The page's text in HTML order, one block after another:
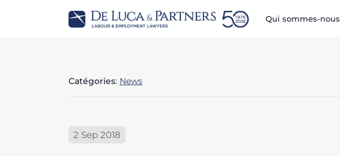
Qui sommes-nous
Catégories: News
2 Sep 2018